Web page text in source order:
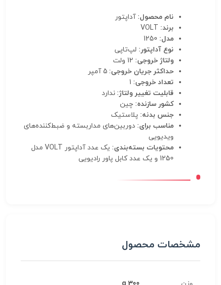
نام محصول: آداپتور
برند:
مدل:
نوع آداپتور: لپ‌تاپی
ولتاژ خروجی:
حداکثر جریان خروجی:
تعداد خروجی:
قابلیت تغییر ولتاژ: ندارد
کشور سازنده: چین
جنس بدنه: پلاستیک
مناسب برای: دوربین‌های مداربسته و ضبط‌کننده‌های
ویدیویی
محتویات بسته‌بندی:
یک عدد آداپتور VOLT مدل
1250 و یک عدد کابل پاور رادیویی
مشخصات محصول